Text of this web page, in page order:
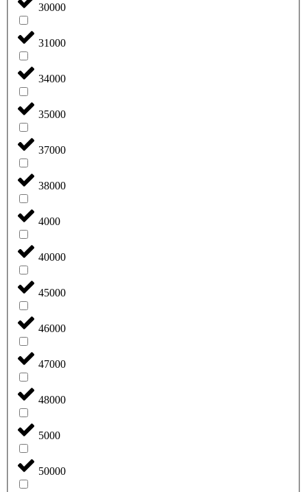
30000
31000
34000
35000
37000
38000
4000
40000
45000
46000
47000
48000
5000
50000